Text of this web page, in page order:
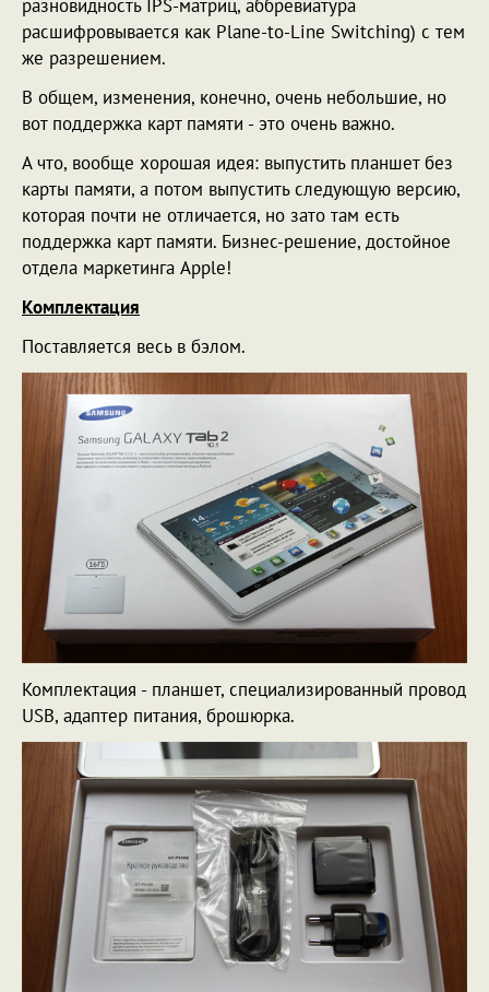
разновидность IPS-матриц, аббревиатура
расшифровывается как Plane-to-Line Switching) с тем
же разрешением.
В общем, изменения, конечно, очень небольшие, но
вот поддержка карт памяти - это очень важно.
А что, вообще хорошая идея: выпустить планшет без
карты памяти, а потом выпустить следующую версию,
которая почти не отличается, но зато там есть
поддержка карт памяти. Бизнес-решение, достойное
отдела маркетинга Apple!
Комплектация
Поставляется весь в бэлом.
Комплектация - планшет, специализированный провод
USB, адаптер питания, брошюрка.